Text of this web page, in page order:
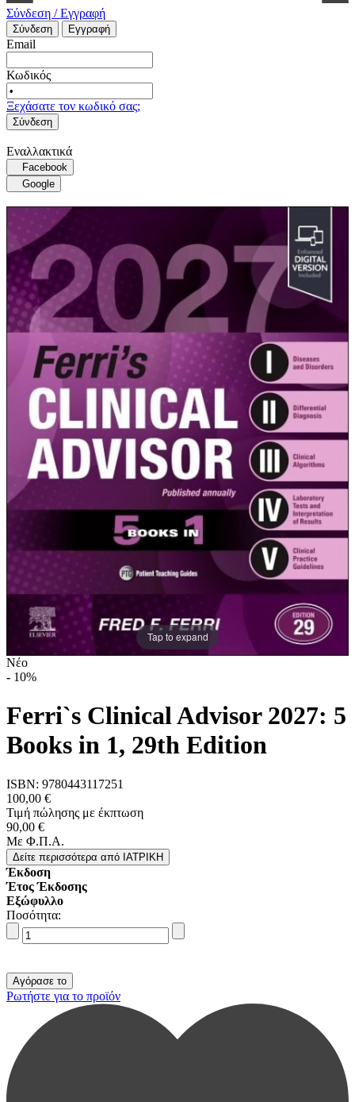
Σύνδεση / Εγγραφή
Σύνδεση Εγγραφή
Email
Κωδικός
Ξεχάσατε τον κωδικό σας;
Σύνδεση
Εναλλακτικά
Facebook
Google
Tap to expand
Νέο
- 10%
Ferri`s Clinical Advisor 2027: 5
Books in 1, 29th Edition
ISBN: 9780443117251
100,00 €
Τιμή πώλησης με έκπτωση
90,00 €
Με Φ.Π.Α.
Δείτε περισσότερα από IΑΤΡΙΚΗ
Έκδοση
Έτος Έκδοσης
Εξώφυλλο
Ποσότητα:
Ρωτήστε για το προϊόν